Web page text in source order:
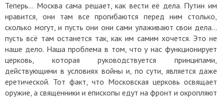
Теперь... Москва сама решает, как вести её дела. Путин им
нравится, они там все прогибаются перед ним столько,
сколько могут, и пусть они они сами улаживают свои дела...
пусть всё там останется так, как им самим хочется. Это не
наше дело. Наша проблема в том, что у нас функционирует
церковь, которая руководствуется принципами,
действующими в условиях войны и, по сути, является даже
еретической. Тот факт, что Московская церковь освящает
оружие, а священники и епископы едут на фронт и окропляют